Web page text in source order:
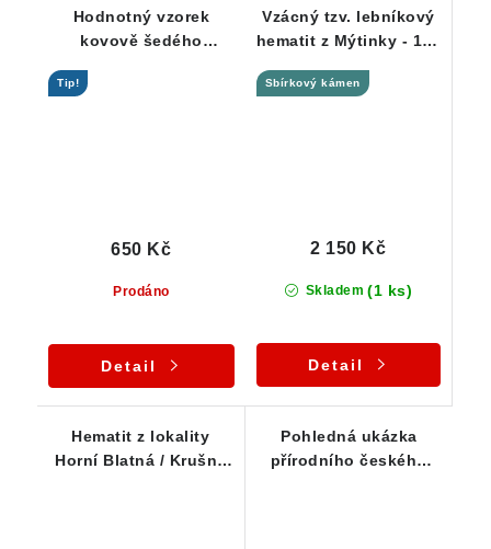
Hodnotný vzorek
kovově šedého
Tip!
Prodáno
650 Kč
Detail
Vzácný tzv. lebníkový
hematit z Mýtinky - 152
Sbírkový kámen
Skladem (1 ks)
2 150 Kč
Detail
Hematit z lokality
Horní Blatná / Krušné
Pohledná ukázka
přírodního českého